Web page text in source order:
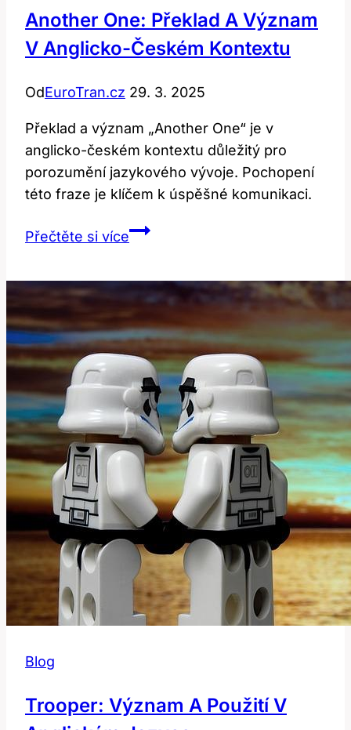
Se
Používá?
Another One: Překlad A Význam
V Anglicko-Českém Kontextu
OdEuroTran.cz 29. 3. 2025
Překlad a význam „Another One“ je v
anglicko-českém kontextu důležitý pro
porozumění jazykového vývoje. Pochopení
této fraze je klíčem k úspěšné komunikaci.
Přečtěte si víceAnother
v
Anglicko-
Českém
Kontextu
Blog
Trooper: Význam A Použití V